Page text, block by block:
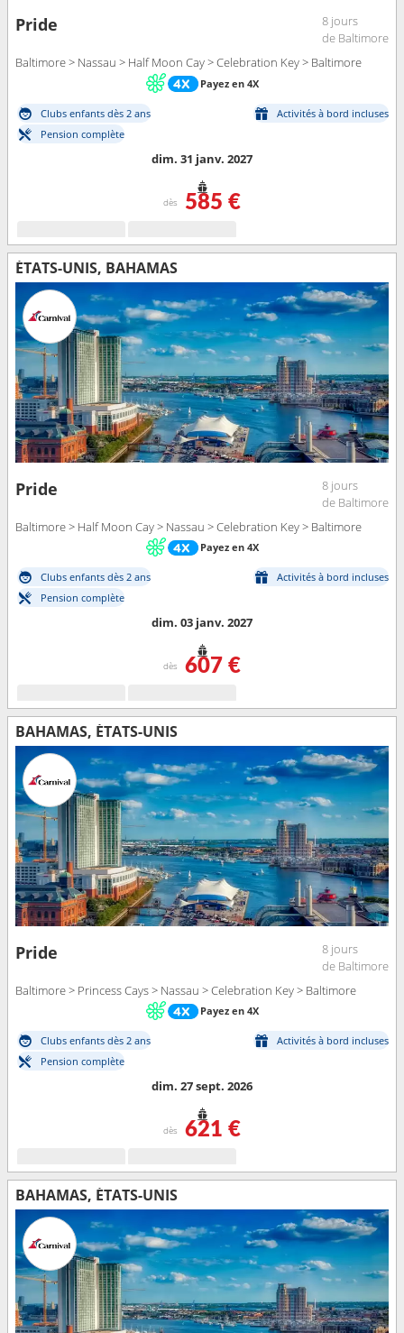
Pride
8 jours
de Baltimore
Baltimore > Nassau > Half Moon Cay > Celebration Key > Baltimore
Payez en 4X
Clubs enfants dès 2 ans
Activités à bord incluses
Pension complète
dim. 31 janv. 2027
dès 585 €
ÉTATS-UNIS, BAHAMAS
Pride
8 jours
de Baltimore
Baltimore > Half Moon Cay > Nassau > Celebration Key > Baltimore
Payez en 4X
Clubs enfants dès 2 ans
Activités à bord incluses
Pension complète
dim. 03 janv. 2027
dès 607 €
BAHAMAS, ÉTATS-UNIS
Pride
8 jours
de Baltimore
Baltimore > Princess Cays > Nassau > Celebration Key > Baltimore
Payez en 4X
Clubs enfants dès 2 ans
Activités à bord incluses
Pension complète
dim. 27 sept. 2026
dès 621 €
BAHAMAS, ÉTATS-UNIS